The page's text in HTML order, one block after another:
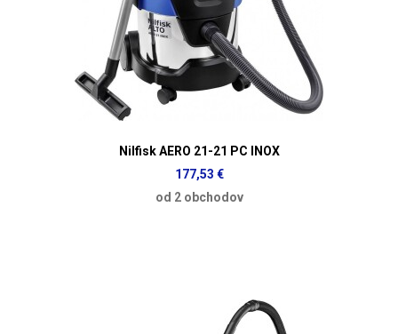
Nilfisk AERO 21-21 PC INOX
177,53 €
od 2 obchodov